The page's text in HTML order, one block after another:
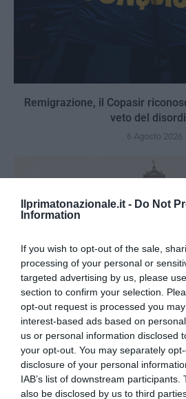
Ilprimatonazionale.it - Do Not
Information
If you wish to opt-out of the sale,
processing of your personal or
targeted advertising by us, please
section to confirm your selection.
opt-out request is processed you
interest-based ads based on
us or personal information disclosed
your opt-out. You may separately
disclosure of your personal
IAB’s list of downstream
also be disclosed by us to third
Remigrazione, il Copasir
veto del
6 Agosto 2026
La Camera boccia il patentino
Montecitorio: palo
5 Agosto 2026